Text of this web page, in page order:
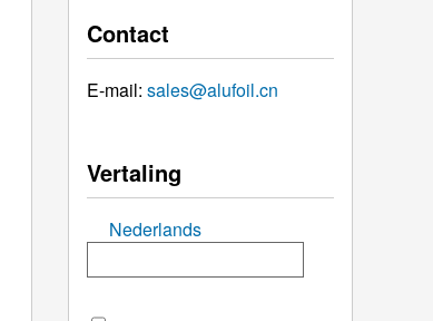
Contact
E-mail: sales@alufoil.cn
Vertaling
Nederlands